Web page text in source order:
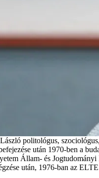
politológus,
után 1970-ben a
Állam- és
után, 1976-ban az